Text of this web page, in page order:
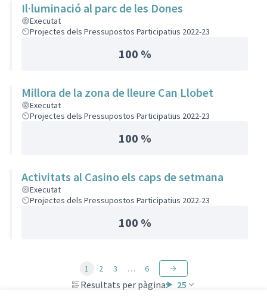
Il·luminació al parc de les Dones
Executat
Projectes dels Pressupostos Participatius 2022-23
100 %
Millora de la zona de lleure Can Llobet
Executat
Projectes dels Pressupostos Participatius 2022-23
100 %
Activitats al Casino els caps de setmana
Executat
Projectes dels Pressupostos Participatius 2022-23
100 %
Resultats per pàgina: 25
1 2 3 … 6